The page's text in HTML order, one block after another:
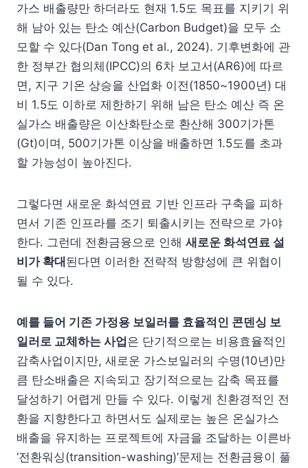
가스 배출량만 하더라도 현재 1.5도 목표를 지키기 위
해 남아 있는 탄소 예산(Carbon Budget)을 모두 소
모할 수 있다(Dan Tong et al., 2024). 기후변화에 관
한 정부간 협의체(IPCC)의 6차 보고서(AR6)에 따르
면, 지구 기온 상승을 산업화 이전(1850~1900년) 대
비 1.5도 이하로 제한하기 위해 남은 탄소 예산 즉 온
실가스 배출량은 이산화탄소로 환산해 300기가톤
(Gt)이며, 500기가톤 이상을 배출하면 1.5도를 초과
할 가능성이 높아진다.
그렇다면 새로운 화석연료 기반 인프라 구축을 피하
면서 기존 인프라를 조기 퇴출시키는 전략으로 가야
한다. 그런데 전환금융으로 인해 새로운 화석연료 설
비가 확대된다면 이러한 전략적 방향성에 큰 위협이
될 수 있다.
예를 들어 기존 가정용 보일러를 효율적인 콘덴싱 보
일러로 교체하는 사업은 단기적으로는 비용효율적인
감축사업이지만, 새로운 가스보일러의 수명(10년)만
큼 탄소배출은 지속되고 장기적으로는 감축 목표를
달성하기 어렵게 만들 수 있다. 이렇게 친환경적인 전
환을 지향한다고 하면서도 실제로는 높은 온실가스
배출을 유지하는 프로젝트에 자금을 조달하는 이른바
‘전환워싱(transition-washing)’문제는 전환금융이 풀